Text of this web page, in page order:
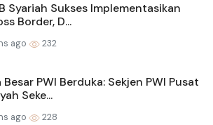
Syariah Sukses Implementasikan
Border, D...
ago 232
Besar PWI Berduka: Sekjen PWI Pusat
Seke...
ago 228